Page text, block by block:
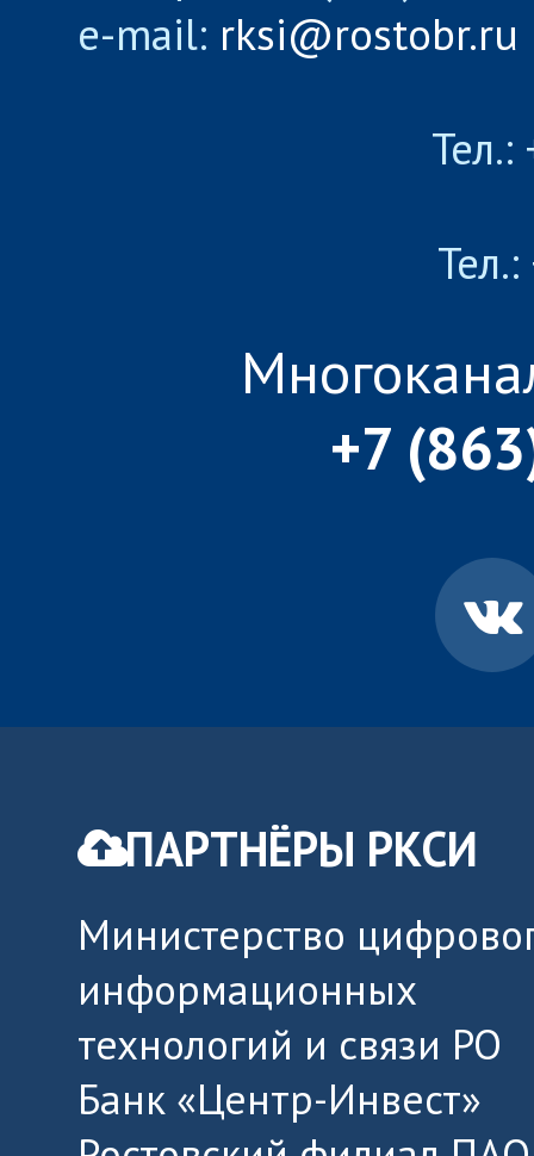
e-mail: rksi@rostobr.ru
+7
ПАРТНЁРЫ РКСИ
Министерство
информационных
технологий и связи РО
Банк «Центр-Инвест»